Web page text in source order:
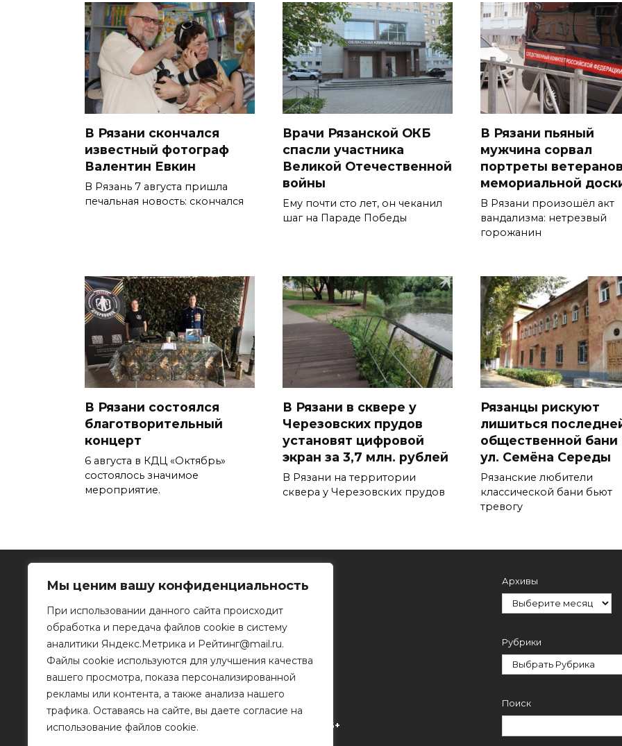
Мы ценим вашу конфиденциальность
При использовании данного сайта происходит
обработка и передача файлов cookie в систему
аналитики Яндекс.Метрика и Рейтинг@mail.ru.
Файлы cookie используются для улучшения качества
вашего просмотра, показа персонализированной
рекламы или контента, а также анализа нашего
трафика. Оставаясь на сайте, вы даете согласие на
использование файлов cookie.
В Рязани скончался
известный фотограф
Валентин Евкин
В Рязань 7 августа пришла
печальная новость: скончался
Врачи Рязанской ОКБ
спасли участника
Великой Отечественной
войны
Ему почти сто лет, он чеканил
шаг на Параде Победы
В Рязани пьяный
мужчина сорвал
портреты
мемориальной
В Рязани произошёл акт
вандализма: нетрезвый
горожанин
В Рязани состоялся
благотворительный
концерт
6 августа в КДЦ «Октябрь»
состоялось значимое
мероприятие.
В Рязани в сквере у
Черезовских прудов
установят цифровой
экран за 3,7 млн. рублей
В Рязани на территории
сквера у Черезовских прудов
Рязанцы рискуют
лишиться
общественной бани
ул. Семёна Середы
Рязанские любители
классической бани бьют
тревогу
Рязанское информационное агентство
390023, г. Рязань, ул. Горького, д. 32
Телефон: 8 (4912) 46-34-04
Информационные материалы предоставлены
для размещения на сайте их правообладателями.
16+
Архивы
Рубрики
Поиск